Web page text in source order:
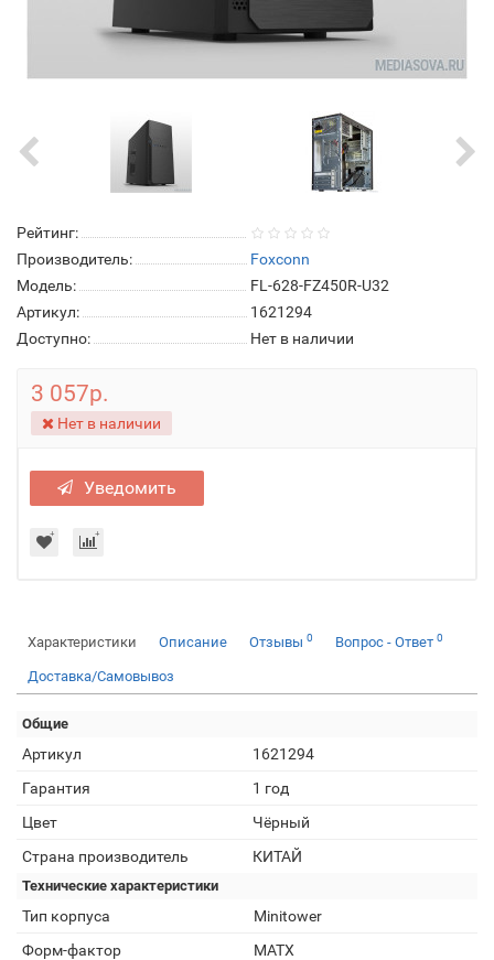
Рейтинг:
Производитель:
Foxconn
Модель:
FL-628-FZ450R-U32
Артикул:
1621294
Доступно:
Нет в наличии
3 057р.
Нет в наличии
Уведомить
Характеристики Описание Отзывы 0 Вопрос - Ответ 0
Доставка/Самовывоз
Общие
Артикул
1621294
Гарантия
1 год
Цвет
Чёрный
Страна производитель
КИТАЙ
Технические характеристики
Тип корпуса
Minitower
Форм-фактор
MATX